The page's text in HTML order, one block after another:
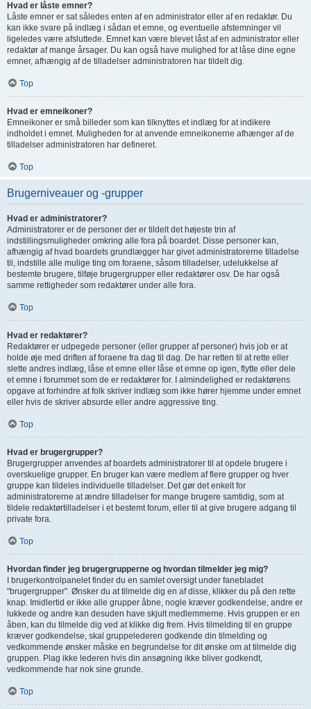
Hvad er låste emner?
Låste emner er sat således enten af en administrator eller af en redaktør. Du
kan ikke svare på indlæg i sådan et emne, og eventuelle afstemninger vil
ligeledes være afsluttede. Emnet kan være blevet låst af en administrator eller
redaktør af mange årsager. Du kan også have mulighed for at låse dine egne
emner, afhængig af de tilladelser administratoren har tildelt dig.
Top
Hvad er emneikoner?
Emneikoner er små billeder som kan tilknyttes et indlæg for at indikere
indholdet i emnet. Muligheden for at anvende emneikonerne afhænger af de
tilladelser administratoren har defineret.
Top
Brugerniveauer og -grupper
Hvad er administratorer?
Administratorer er de personer der er tildelt det højeste trin af
indstillingsmuligheder omkring alle fora på boardet. Disse personer kan,
afhængig af hvad boardets grundlægger har givet administratorerne tilladelse
til, indstille alle mulige ting om foraene, såsom tilladelser, udelukkelse af
bestemte brugere, tilføje brugergrupper eller redaktører osv. De har også
samme rettigheder som redaktører under alle fora.
Top
Hvad er redaktører?
Redaktører er udpegede personer (eller grupper af personer) hvis job er at
holde øje med driften af foraene fra dag til dag. De har retten til at rette eller
slette andres indlæg, låse et emne eller låse et emne op igen, flytte eller dele
et emne i forummet som de er redaktører for. I almindelighed er redaktørens
opgave at forhindre at folk skriver indlæg som ikke hører hjemme under emnet
eller hvis de skriver absurde eller andre aggressive ting.
Top
Hvad er brugergrupper?
Brugergrupper anvendes af boardets administratorer til at opdele brugere i
overskuelige grupper. En bruger kan være medlem af flere grupper og hver
gruppe kan tildeles individuelle tilladelser. Det gør det enkelt for
administratorerne at ændre tilladelser for mange brugere samtidig, som at
tildele redaktørtilladelser i et bestemt forum, eller til at give brugere adgang til
private fora.
Top
Hvordan finder jeg brugergrupperne og hvordan tilmelder jeg mig?
I brugerkontrolpanelet finder du en samlet oversigt under fanebladet
"brugergrupper". Ønsker du at tilmelde dig en af disse, klikker du på den rette
knap. Imidlertid er ikke alle grupper åbne, nogle kræver godkendelse, andre er
lukkede og andre kan desuden have skjult medlemmerne. Hvis gruppen er en
åben, kan du tilmelde dig ved at klikke dig frem. Hvis tilmelding til en gruppe
kræver godkendelse, skal gruppelederen godkende din tilmelding og
vedkommende ønsker måske en begrundelse for dit ønske om at tilmelde dig
gruppen. Plag ikke lederen hvis din ansøgning ikke bliver godkendt,
vedkommende har nok sine grunde.
Top